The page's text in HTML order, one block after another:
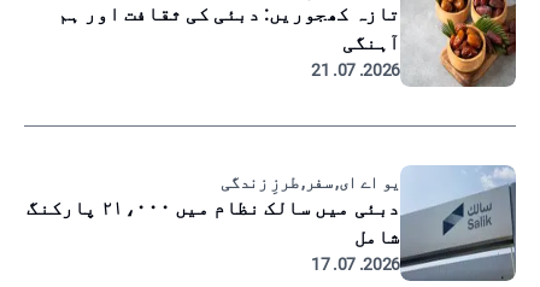
تازہ کھجوریں: دبئی کی ثقافت اور ہم
آہنگی
2026. 07. 21
یو اے ای, سفر, طرزِ زندگی
دبئی میں سالک نظام میں ۲۱،۰۰۰ پارکنگ
شامل
2026. 07. 17